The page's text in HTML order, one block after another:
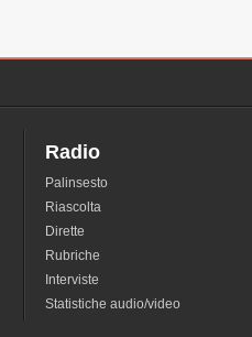
Radio
Palinsesto
Riascolta
Dirette
Rubriche
Interviste
Statistiche audio/video